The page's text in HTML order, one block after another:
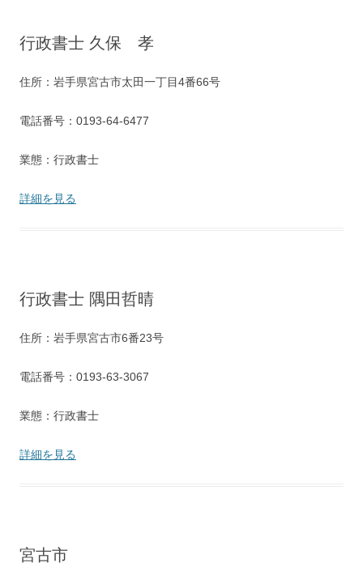
行政書士 久保 孝
住所：岩手県宮古市太田一丁目4番66号
電話番号：0193-64-6477
業態：行政書士
詳細を見る
行政書士 隅田哲晴
住所：岩手県宮古市6番23号
電話番号：0193-63-3067
業態：行政書士
詳細を見る
宮古市